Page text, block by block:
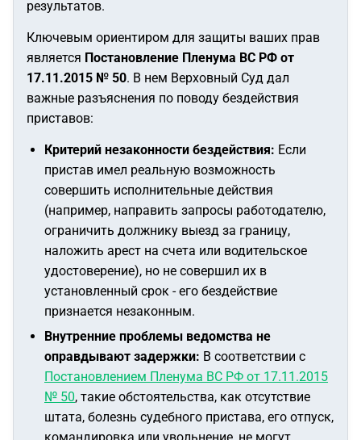
результатов.
Ключевым ориентиром для защиты ваших прав
является Постановление Пленума ВС РФ от
17.11.2015 № 50. В нем Верховный Суд дал
важные разъяснения по поводу бездействия
приставов:
Критерий незаконности бездействия: Если
пристав имел реальную возможность
совершить исполнительные действия
(например, направить запросы работодателю,
ограничить должнику выезд за границу,
наложить арест на счета или водительское
удостоверение), но не совершил их в
установленный срок - его бездействие
признается незаконным.
Внутренние проблемы ведомства не
оправдывают задержки: В соответствии с
Постановлением Пленума ВС РФ от 17.11.2015
№ 50, такие обстоятельства, как отсутствие
штата, болезнь судебного пристава, его отпуск,